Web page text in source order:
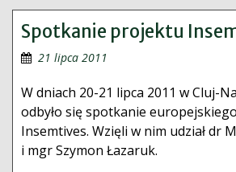
Spotkanie projektu
21 lipca 2011
W dniach 20-21 lipca 2011 w Cluj-
odbyło się spotkanie
Insemtives. Wzięli w nim udział dr
i mgr Szymon Łazaruk.